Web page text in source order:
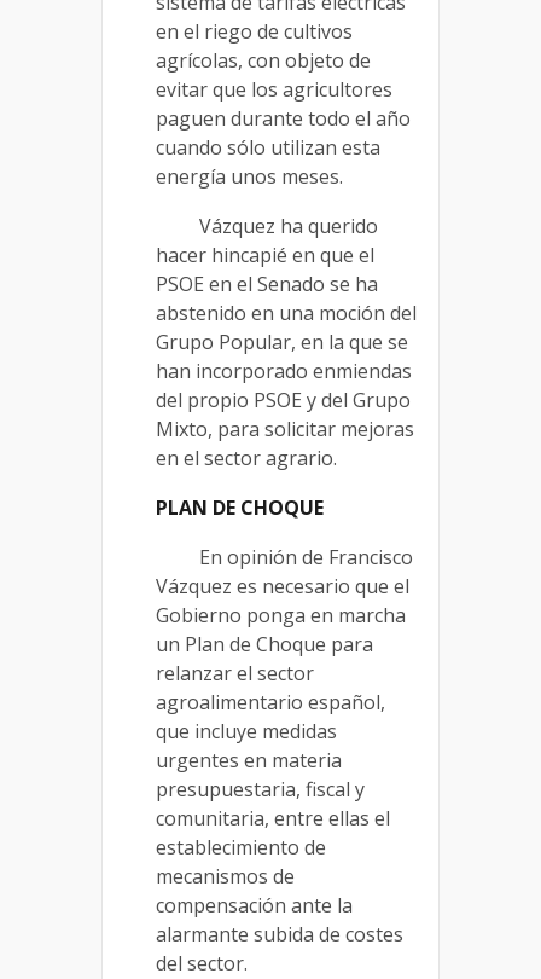
en el riego de cultivos
agrícolas, con objeto de
evitar que los agricultores
paguen durante todo el año
cuando sólo utilizan esta
energía unos meses.
Vázquez ha querido
hacer hincapié en que el
PSOE en el Senado se ha
abstenido en una moción del
Grupo Popular, en la que se
han incorporado enmiendas
del propio PSOE y del Grupo
Mixto, para solicitar mejoras
en el sector agrario.
PLAN DE CHOQUE
En opinión de Francisco
Vázquez es necesario que el
Gobierno ponga en marcha
un Plan de Choque para
relanzar el sector
agroalimentario español,
que incluye medidas
urgentes en materia
presupuestaria, fiscal y
comunitaria, entre ellas el
establecimiento de
mecanismos de
compensación ante la
alarmante subida de costes
del sector.